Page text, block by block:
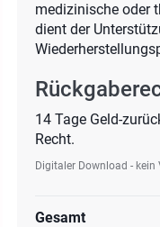
medizinische oder
dient der
14 Tage Geld-
Recht.
Digitaler Download - kein
Gesamt